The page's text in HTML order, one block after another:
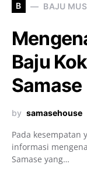
B BAJU
Baju
Samase
by samasehouse
Pada kesempatan
informasi
Samase yang…